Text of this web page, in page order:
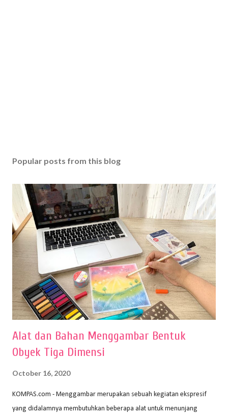
Popular posts from this blog
Alat dan Bahan Menggambar Bentuk
Obyek Tiga Dimensi
October 16, 2020
KOMPAS.com - Menggambar merupakan sebuah kegiatan ekspresif
yang didalamnya membutuhkan beberapa alat untuk menunjang